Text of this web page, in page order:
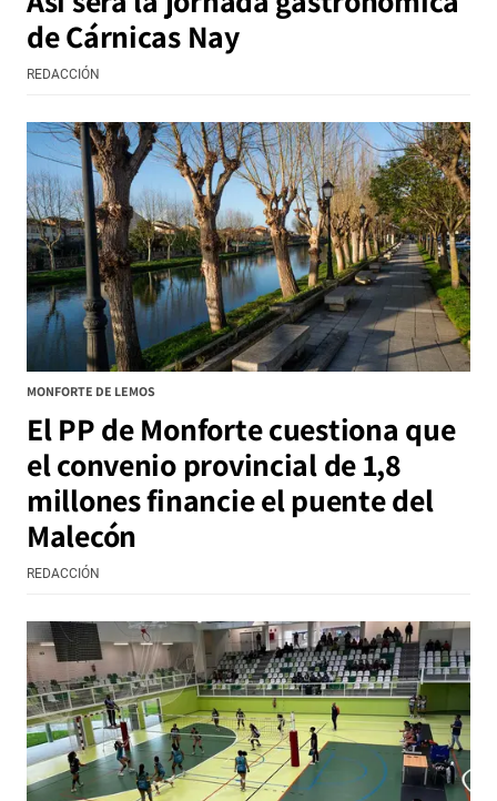
de Cárnicas Nay
REDACCIÓN
MONFORTE DE LEMOS
El PP de Monforte cuestiona que
el convenio provincial de 1,8
millones financie el puente del
Malecón
REDACCIÓN